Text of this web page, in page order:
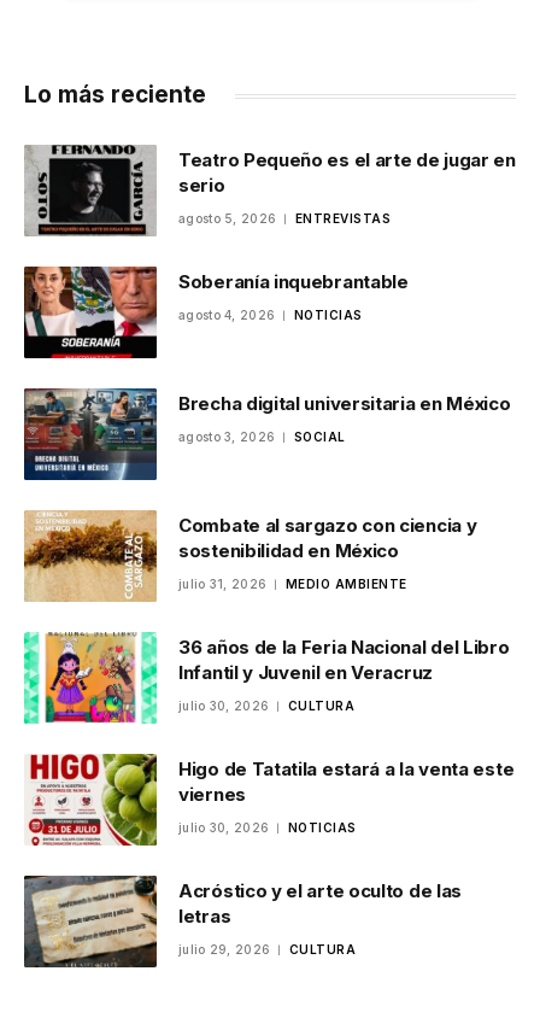
Lo más reciente
Teatro Pequeño es el arte de jugar en
serio
agosto 5, 2026 ENTREVISTAS
Soberanía inquebrantable
agosto 4, 2026 NOTICIAS
Brecha digital universitaria en México
agosto 3, 2026 SOCIAL
Combate al sargazo con ciencia y
sostenibilidad en México
julio 31, 2026 MEDIO AMBIENTE
36 años de la Feria Nacional del Libro
Infantil y Juvenil en Veracruz
julio 30, 2026 CULTURA
Higo de Tatatila estará a la venta este
viernes
julio 30, 2026 NOTICIAS
Acróstico y el arte oculto de las
letras
julio 29, 2026 CULTURA